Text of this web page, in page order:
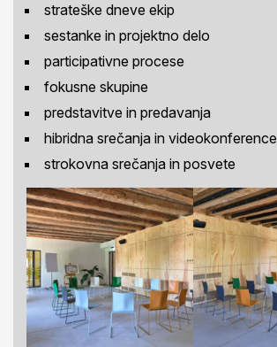
strateške dneve ekip
sestanke in projektno delo
participativne procese
fokusne skupine
predstavitve in predavanja
hibridna srečanja in videokonference
strokovna srečanja in posvete